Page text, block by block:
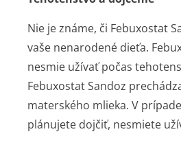
Nie je známe, či Febuxostat
vaše nenarodené dieťa.
nesmie užívať počas
Febuxostat Sandoz
materského mlieka. V
plánujete dojčiť, nesmiete